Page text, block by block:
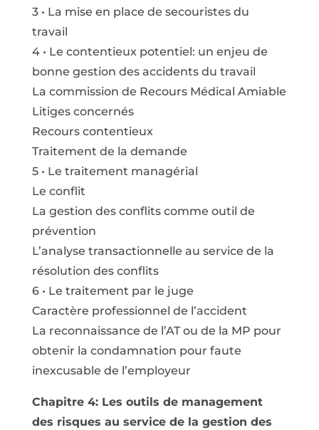
3 • La mise en place de secouristes du
travail
4 • Le contentieux potentiel: un enjeu de
bonne gestion des accidents du travail
La commission de Recours Médical Amiable
Litiges concernés
Recours contentieux
Traitement de la demande
5 • Le traitement managérial
Le conflit
La gestion des conflits comme outil de
prévention
L’analyse transactionnelle au service de la
résolution des conflits
6 • Le traitement par le juge
Caractère professionnel de l’accident
La reconnaissance de l’AT ou de la MP pour
obtenir la condamnation pour faute
inexcusable de l’employeur
Chapitre 4: Les outils de management
des risques au service de la gestion des